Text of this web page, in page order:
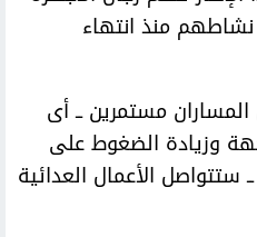
نشاطهم منذ انتهاء
مستمرين ــ أى
وزيادة الضغوط على
الأعمال العدائية